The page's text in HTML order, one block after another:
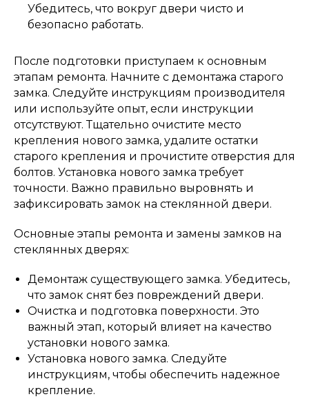
Убедитесь, что вокруг двери чисто и
безопасно работать.
После подготовки приступаем к основным
этапам ремонта. Начните с демонтажа старого
замка. Следуйте инструкциям производителя
или используйте опыт, если инструкции
отсутствуют. Тщательно очистите место
крепления нового замка, удалите остатки
старого крепления и прочистите отверстия для
болтов. Установка нового замка требует
точности. Важно правильно выровнять и
зафиксировать замок на стеклянной двери.
Основные этапы ремонта и замены замков на
стеклянных дверях:
Демонтаж существующего замка. Убедитесь,
что замок снят без повреждений двери.
Очистка и подготовка поверхности. Это
важный этап, который влияет на качество
установки нового замка.
Установка нового замка. Следуйте
инструкциям, чтобы обеспечить надежное
крепление.